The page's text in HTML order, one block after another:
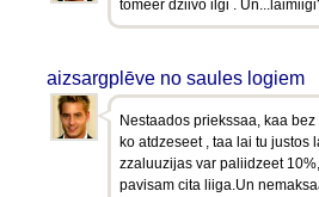
tomeer dziivo ilgi .
aizsargplēve no saules logiem
Nestaados priekssaa, kaa
ko atdzeseet , taa lai tu justos
zzaluuzijas var paliidzeet
pavisam cita liiga.Un